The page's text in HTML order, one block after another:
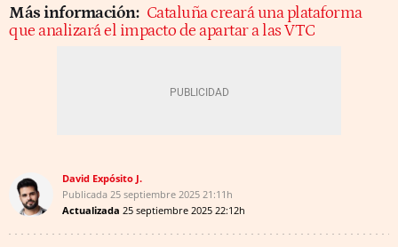
Más información: Cataluña creará una plataforma
que analizará el impacto de apartar a las VTC
David Expósito J.
Publicada 25 septiembre 2025 21:11h
Actualizada 25 septiembre 2025 22:12h